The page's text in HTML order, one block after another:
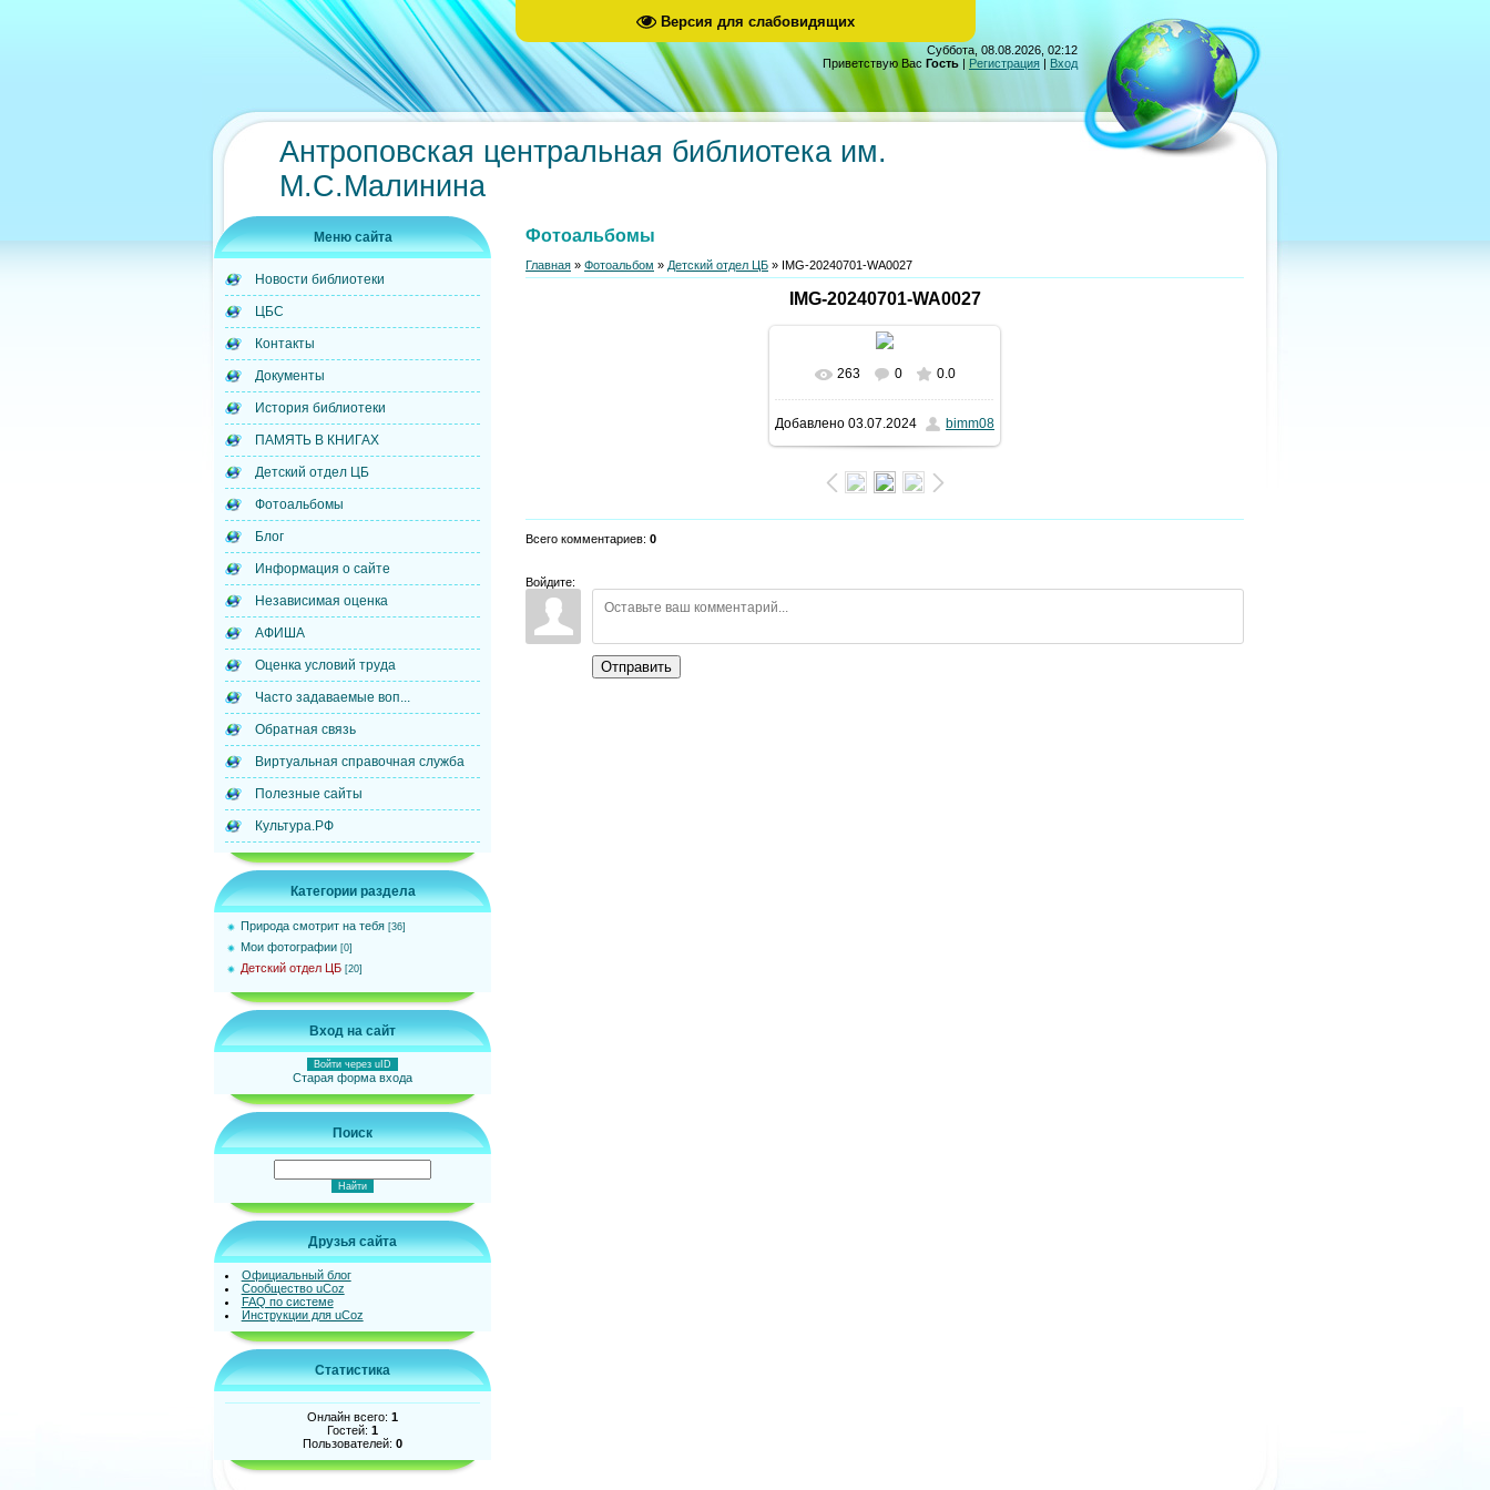
Версия для слабовидящих
Суббота, 08.08.2026, 02:12
Приветствую Вас Гость | Регистрация | Вход
Антроповская центральная библиотека им.
М.С.Малинина
Меню сайта
Новости библиотеки
ЦБС
Контакты
Документы
История библиотеки
ПАМЯТЬ В КНИГАХ
Детский отдел ЦБ
Фотоальбомы
Блог
Информация о сайте
Независимая оценка
АФИША
Оценка условий труда
Часто задаваемые воп...
Обратная связь
Виртуальная справочная служба
Полезные сайты
Культура.РФ
Категории раздела
Природа смотрит на тебя [36]
Мои фотографии [0]
Детский отдел ЦБ [20]
Вход на сайт
Войти через uID
Старая форма входа
Поиск
Друзья сайта
Официальный блог
Сообщество uCoz
FAQ по системе
Инструкции для uCoz
Статистика
Онлайн всего: 1
Гостей: 1
Пользователей: 0
Фотоальбомы
Главная » Фотоальбом » Детский отдел ЦБ » IMG-20240701-WA0027
IMG-20240701-WA0027
В реальном размере
1200x1600/ 327.1Kb
263 0 0.0
Добавлено 03.07.2024 bimm08
Всего комментариев: 0
Войдите:
Отправить